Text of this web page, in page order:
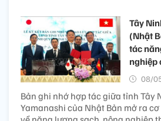
Tây
(Nhật
tác
nghiệp
08/
Bản ghi nhớ hợp tác giữa tỉnh Tây
Yamanashi của Nhật Bản mở ra